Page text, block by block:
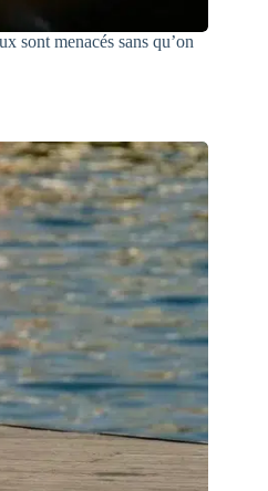
sont menacés sans qu’on